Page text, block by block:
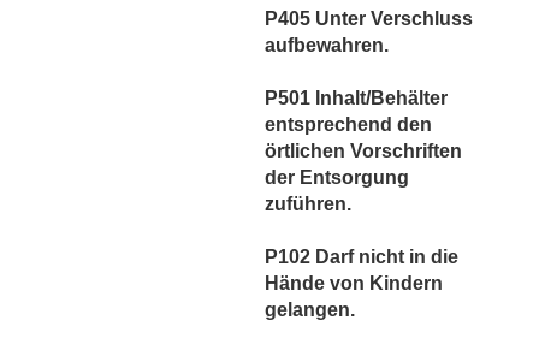
P405 Unter Verschluss
aufbewahren.
P501 Inhalt/Behälter
entsprechend den
örtlichen Vorschriften
der Entsorgung
zuführen.
P102 Darf nicht in die
Hände von Kindern
gelangen.